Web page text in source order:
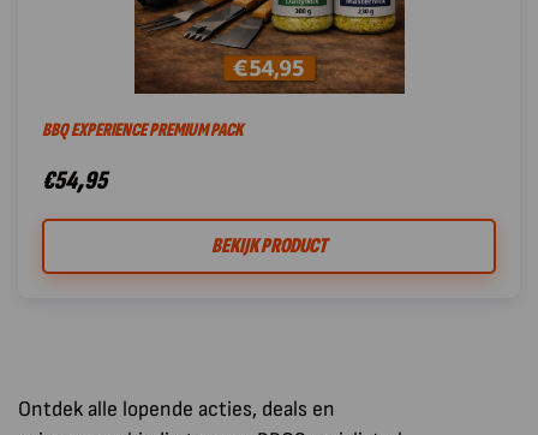
BBQ EXPERIENCE PREMIUM PACK
€54,95
BEKIJK PRODUCT
Ontdek alle lopende acties, deals en